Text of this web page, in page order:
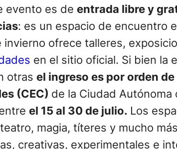
evento es de entrada libre y
: es un espacio de encuentro
invierno ofrece talleres,
en el sitio oficial. Si bien la
otras el ingreso es por orden
(CEC) de la Ciudad Autónoma
el 15 al 30 de julio. Los
magia, títeres y mucho
creativas, experimentales e